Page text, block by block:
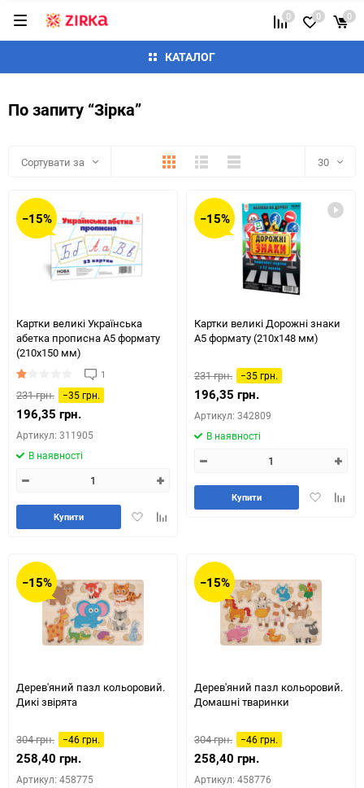
КАТАЛОГ
0 0 0
По запиту “Зірка”
Сортувати за ПлиткаДетальноСписок 30
−15%
Картки великі Українська
абетка прописна А5 формату
(210х150 мм)
1
231 грн. −35 грн.
196,35 грн.
Артикул: 311905
В наявності
ДодатиДодайте
порівняння
Купити
−15%
Картки великі Дорожні знаки
А5 формату (210х148 мм)
231 грн. −35 грн.
196,35 грн.
Артикул: 342809
В наявності
Додати
Купити
−15%
Дерев'яний пазл кольоровий.
Дикі звірята
304 грн. −46 грн.
258,40 грн.
Артикул: 458775
−15%
Дерев'яний пазл кольоровий.
Домашні тваринки
304 грн. −46 грн.
258,40 грн.
Артикул: 458776